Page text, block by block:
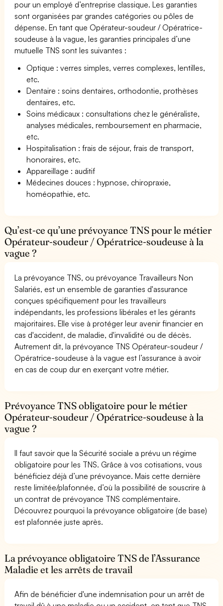
pour un employé d’entreprise classique. Les garanties
sont organisées par grandes catégories ou pôles de
dépense. En tant que Opérateur-soudeur / Opératrice-
soudeuse à la vague, les garanties principales d’une
mutuelle TNS sont les suivantes :
Optique : verres simples, verres complexes, lentilles,
etc.
Dentaire : soins dentaires, orthodontie, prothèses
dentaires, etc.
Soins médicaux : consultations chez le généraliste,
analyses médicales, remboursement en pharmacie,
etc.
Hospitalisation : frais de séjour, frais de transport,
honoraires, etc.
Appareillage : auditif
Médecines douces : hypnose, chiropraxie,
homéopathie, etc.
Qu’est-ce qu’une prévoyance TNS pour le métier
Opérateur-soudeur / Opératrice-soudeuse à la
vague ?
La prévoyance TNS, ou prévoyance Travailleurs Non
Salariés, est un ensemble de garanties d'assurance
conçues spécifiquement pour les travailleurs
indépendants, les professions libérales et les gérants
majoritaires. Elle vise à protéger leur avenir financier en
cas d'accident, de maladie, d'invalidité ou de décès.
Autrement dit, la prévoyance TNS Opérateur-soudeur /
Opératrice-soudeuse à la vague est l’assurance à avoir
en cas de coup dur en exerçant votre métier.
Prévoyance TNS obligatoire pour le métier
Opérateur-soudeur / Opératrice-soudeuse à la
vague ?
Il faut savoir que la Sécurité sociale a prévu un régime
obligatoire pour les TNS. Grâce à vos cotisations, vous
bénéficiez déjà d’une prévoyance. Mais cette dernière
reste limitée/plafonnée, d’où la possibilité de souscrire à
un contrat de prévoyance TNS complémentaire.
Découvrez pourquoi la prévoyance obligatoire (de base)
est plafonnée juste après.
La prévoyance obligatoire TNS de l’Assurance
Maladie et les arrêts de travail
Afin de bénéficier d'une indemnisation pour un arrêt de